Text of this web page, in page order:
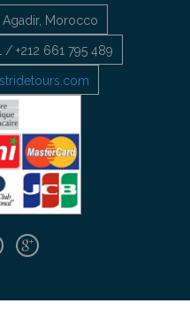
Morocco
/ +212 661 795 489